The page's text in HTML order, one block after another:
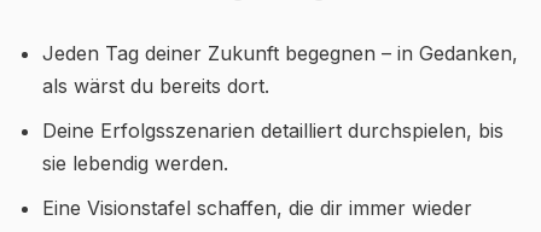
Jeden Tag deiner Zukunft begegnen – in Gedanken,
als wärst du bereits dort.
Deine Erfolgsszenarien detailliert durchspielen, bis
sie lebendig werden.
Eine Visionstafel schaffen, die dir immer wieder